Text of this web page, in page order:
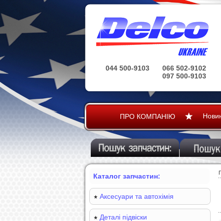
044 500-9103
066 502-9102
097 500-9103
ПРО КОМПАНІЮ
Каталог запчастин:
Аксесуари та автохімія
Деталі підвіски